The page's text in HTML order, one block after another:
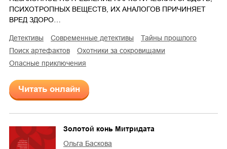
ПСИХОТРОПНЫХ ВЕЩЕСТВ, ИХ АНАЛОГОВ ПРИЧИНЯЕТ
ВРЕД ЗДОРО…
детективы современные детективы
тайны прошлого
поиск артефактов
охотники за сокровищами
опасные приключения
Читать онлайн
Золотой конь Митридата
Ольга Баскова